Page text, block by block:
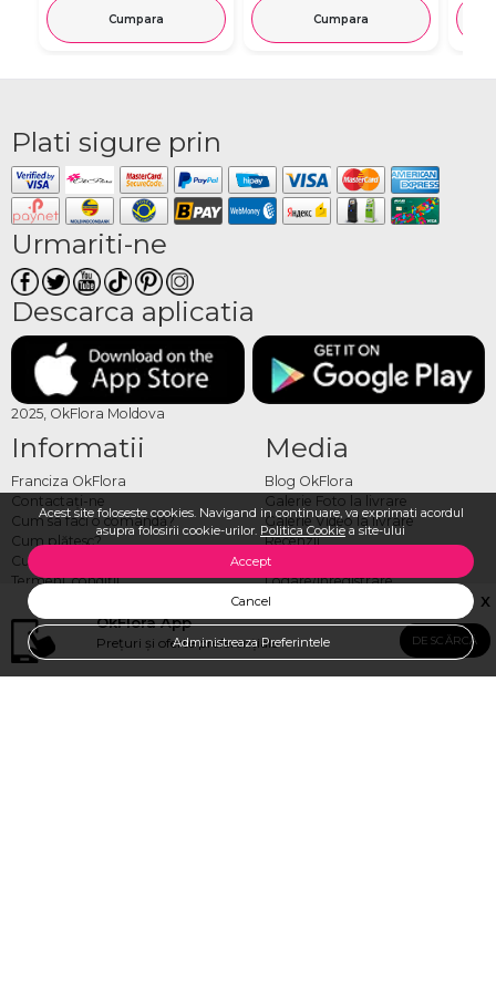
Acest site foloseste cookies. Navigand in continuare, va exprimati acordul
asupra folosirii cookie-urilor. Politica Cookiea site-ului
Accept
Cancel
Administreaza Preferintele
SUNA SI VERIFICA DISPONIBILITATEA
Cumpara Cumpara
Plati sigure prin
Urmariti-ne
Descarca aplicatia
2025, OkFlora Moldova
Informatii
Franciza OkFlora
Contactaţi-ne
Cum sa faci o comandă?
Cum plătesc?
Cum livrăm?
Termeni, condiţii
Despre noi
Locuri vacante
Politica Cookie
Livrare flori Moldova
Toată gama de produse
Media
Blog OkFlora
Galerie Foto la livrare
Galerie Video la livrare
Recenzii
Vezi toate produsele
Logare/Înregistrare
Comandă Internațional
X
OkFlora App
Prețuri și oferte preferențiale DESCĂRCĂ